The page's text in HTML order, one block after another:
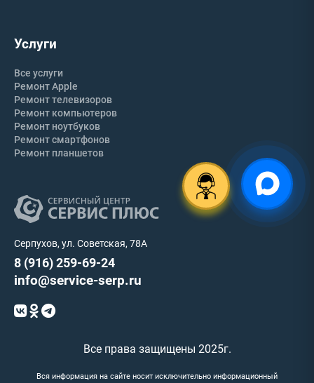
Серпухов, ул. Советская, 78А
8 (916) 259-69-24
info@service-serp.ru
Услуги
Все услуги
Ремонт Apple
Ремонт телевизоров
Ремонт компьютеров
Ремонт ноутбуков
Ремонт смартфонов
Ремонт планшетов
Все права защищены 2025г.
Вся информация на сайте носит исключительно информационный